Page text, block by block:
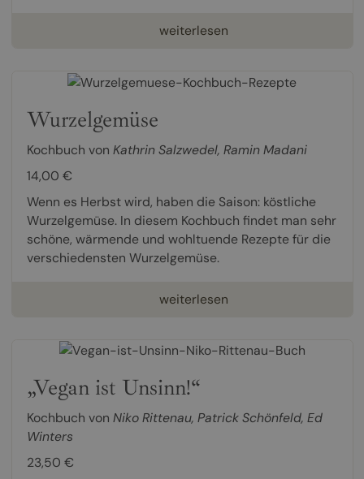
weiterlesen
Wurzelgemüse
Kochbuch von Kathrin Salzwedel, Ramin Madani
14,00 €
Wenn es Herbst wird, haben die Saison: köstliche
Wurzelgemüse. In diesem Kochbuch findet man sehr
schöne, wärmende und wohltuende Rezepte für die
verschiedensten Wurzelgemüse.
weiterlesen
„Vegan ist Unsinn!“
Kochbuch von Niko Rittenau, Patrick Schönfeld, Ed
Winters
23,50 €